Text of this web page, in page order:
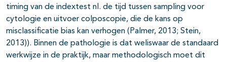
timing van de indextest nl. de tijd tussen sampling voor
cytologie en uitvoer colposcopie, die de kans op
misclassificatie bias kan verhogen (Palmer, 2013; Stein,
2013)). Binnen de pathologie is dat weliswaar de standaard
werkwijze in de praktijk, maar methodologisch moet dit